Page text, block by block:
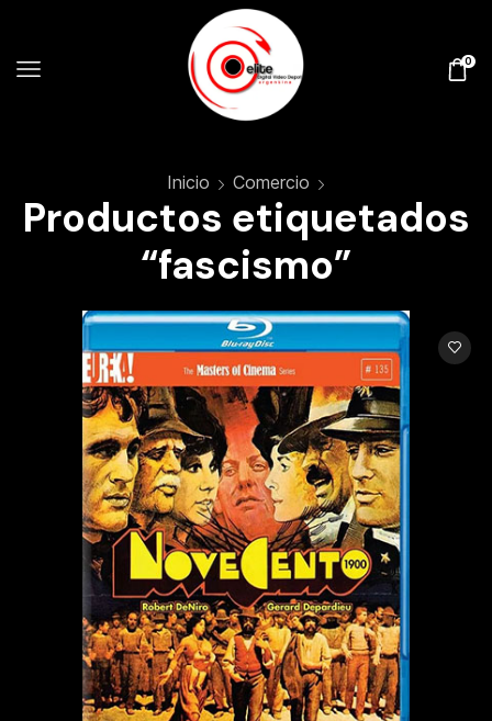
0
Inicio Comercio
Productos etiquetados
“fascismo”